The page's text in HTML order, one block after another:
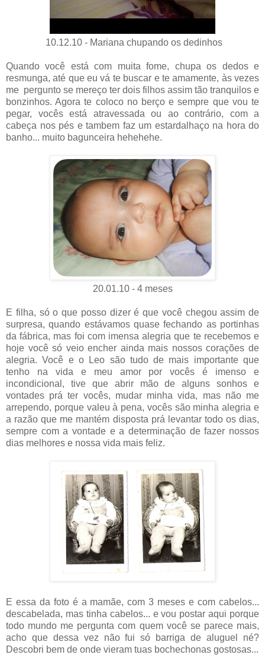
10.12.10 - Mariana chupando os dedinhos
Quando você está com muita fome, chupa os dedos e
resmunga, até que eu vá te buscar e te amamente, às vezes
me pergunto se mereço ter dois filhos assim tão tranquilos e
bonzinhos. Agora te coloco no berço e sempre que vou te
pegar, vocês está atravessada ou ao contrário, com a
cabeça nos pés e tambem faz um estardalhaço na hora do
banho... muito bagunceira hehehehe.
20.01.10 - 4 meses
E filha, só o que posso dizer é que você chegou assim de
surpresa, quando estávamos quase fechando as portinhas
da fábrica, mas foi com imensa alegria que te recebemos e
hoje você só veio encher ainda mais nossos corações de
alegria. Você e o Leo são tudo de mais importante que
tenho na vida e meu amor por vocês é imenso e
incondicional, tive que abrir mão de alguns sonhos e
vontades prá ter vocês, mudar minha vida, mas não me
arrependo, porque valeu à pena, vocês são minha alegria e
a razão que me mantém disposta prá levantar todo os dias,
sempre com a vontade e a determinação de fazer nossos
dias melhores e nossa vida mais feliz.
E essa da foto é a mamãe, com 3 meses e com cabelos...
descabelada, mas tinha cabelos... e vou postar aqui porque
todo mundo me pergunta com quem você se parece mais,
acho que dessa vez não fui só barriga de aluguel né?
Descobri bem de onde vieram tuas bochechonas gostosas...